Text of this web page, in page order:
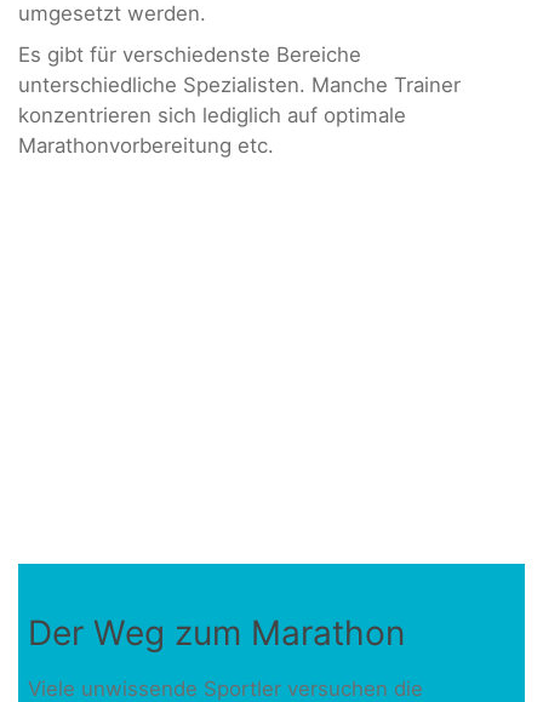
umgesetzt werden.
Es gibt für verschiedenste Bereiche
unterschiedliche Spezialisten. Manche Trainer
konzentrieren sich lediglich auf optimale
Marathonvorbereitung etc.
Der Weg zum Marathon
Viele unwissende Sportler versuchen die